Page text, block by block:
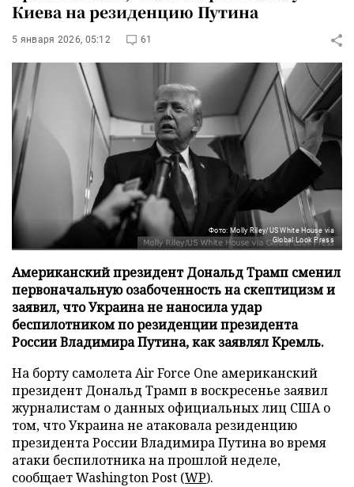
Киева на резиденцию Путина
5 января 2026, 05:12 61
Фото: Molly Riley/US White House via
Global Look Press
Американский президент Дональд Трамп сменил
первоначальную озабоченность на скептицизм и
заявил, что Украина не наносила удар
беспилотником по резиденции президента
России Владимира Путина, как заявлял Кремль.
На борту самолета Air Force One американский
президент Дональд Трамп в воскресенье заявил
журналистам о данных официальных лиц США о
том, что Украина не атаковала резиденцию
президента России Владимира Путина во время
атаки беспилотника на прошлой неделе,
сообщает Washington Post (WP).